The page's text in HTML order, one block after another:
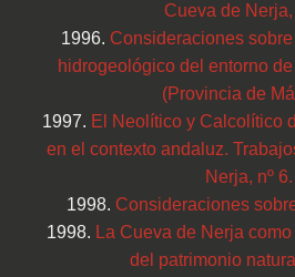
Cueva de Nerja,
1996. Consideraciones
hidrogeológico del entorno
(Provincia de
1997. El Neolítico y Calcolítico
en el contexto andaluz.
Nerja, nº 6.
1998. Consideraciones
1998. La Cueva de Nerja
del patrimonio